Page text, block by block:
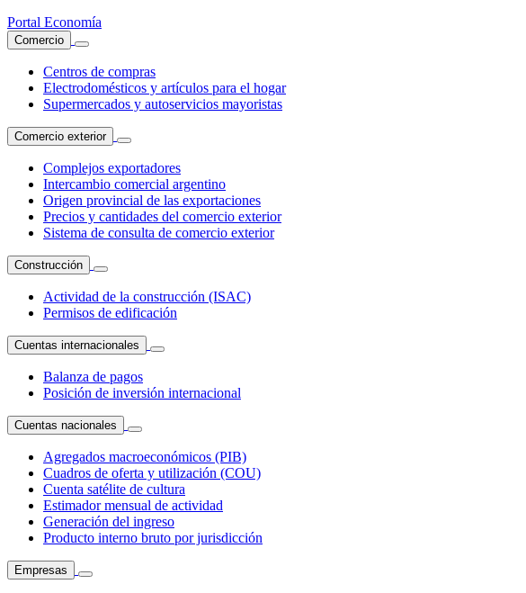
Portal Economía
Comercio
Centros de compras
Electrodomésticos y artículos para el hogar
Supermercados y autoservicios mayoristas
Comercio exterior
Complejos exportadores
Intercambio comercial argentino
Origen provincial de las exportaciones
Precios y cantidades del comercio exterior
Sistema de consulta de comercio exterior
Construcción
Actividad de la construcción (ISAC)
Permisos de edificación
Cuentas internacionales
Balanza de pagos
Posición de inversión internacional
Cuentas nacionales
Agregados macroeconómicos (PIB)
Cuadros de oferta y utilización (COU)
Cuenta satélite de cultura
Estimador mensual de actividad
Generación del ingreso
Producto interno bruto por jurisdicción
Empresas